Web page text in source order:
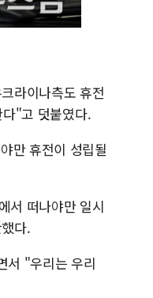
라이나측도 휴전
"고 덧붙였다.
만 휴전이 성립될
서 떠나야만 일시
다.
서 "우리는 우리